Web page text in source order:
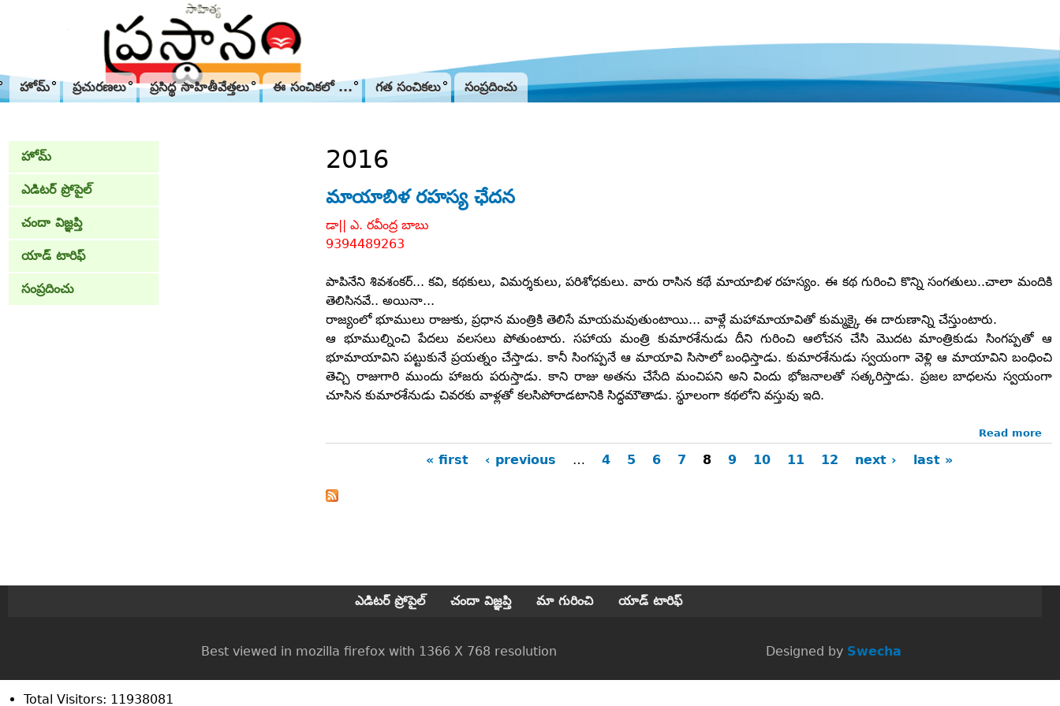
హోమ్ ప్రచురణలు ప్రసిద్థ సాహితీవేత్తలు ఈ సంచికలో ... గత సంచికలు సంప్రదించు
2016
మాయాబిళ రహస్య ఛేదన
డా|| ఎ. రవీంద్ర బాబు
9394489263
పాపినేని శివశంకర్‌... కవి, కథకులు, విమర్శకులు, పరిశోధకులు. వారు రాసిన కథే మాయాబిళ రహస్యం. ఈ కథ గురించి కొన్ని సంగతులు..చాలా మందికి
తెలిసినవే.. అయినా...
రాజ్యంలో భూములు రాజుకు, ప్రధాన మంత్రికి తెలిసే మాయమవుతుంటాయి... వాళ్లే మహామాయావితో కుమ్మక్కై ఈ దారుణాన్ని చేస్తుంటారు.
ఆ భూముల్నించి పేదలు వలసలు పోతుంటారు. సహాయ మంత్రి కుమారశేనుడు దీని గురించి ఆలోచన చేసి మొదట మాంత్రికుడు సింగప్పతో ఆ
భూమాయావిని పట్టుకునే ప్రయత్నం చేస్తాడు. కానీ సింగప్పనే ఆ మాయావి సిసాలో బంధిస్తాడు. కుమారశేనుడు స్వయంగా వెళ్లి ఆ మాయావిని బంధించి
తెచ్చి రాజుగారి ముందు హాజరు పరుస్తాడు. కాని రాజు అతను చేసేది మంచిపని అని విందు భోజనాలతో సత్కరిస్తాడు. ప్రజల బాధలను స్వయంగా
చూసిన కుమారశేనుడు చివరకు వాళ్లతో కలసిపోరాడటానికి సిద్ధమౌతాడు. స్థూలంగా కథలోని వస్తువు ఇది.
Read more
« first ‹ previous … 4 5 6 7 8 9 10 11 12 next › last »
హోమ్
ఎడిటర్ ప్రోపైల్
చందా విజ్ఞప్తి
యాడ్ టారిఫ్
సంప్రదించు
ఎడిటర్ ప్రోపైల్ చందా విజ్ఞప్తి మా గురించి యాడ్ టారిఫ్
Best viewed in mozilla firefox with 1366 X 768 resolution Designed by Swecha
Total Visitors: 11938081